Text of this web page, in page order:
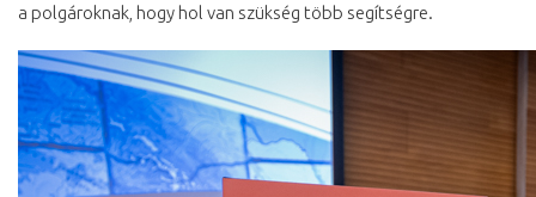
a polgároknak, hogy hol van szükség több segítségre.